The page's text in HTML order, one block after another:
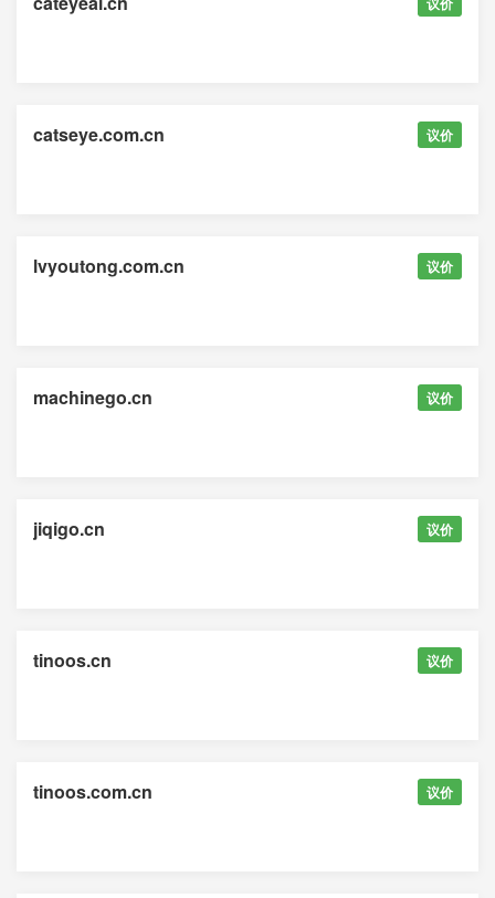
catseye.com.cn 议价
lvyoutong.com.cn 议价
machinego.cn 议价
jiqigo.cn 议价
tinoos.cn 议价
tinoos.com.cn 议价